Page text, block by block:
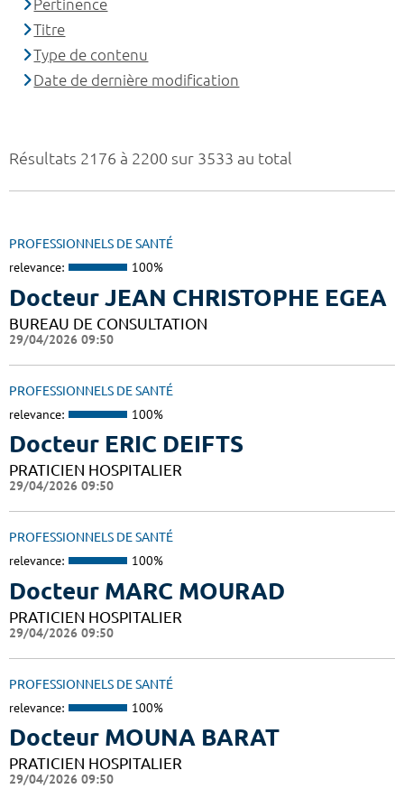
Résultats 2176 à 2200 sur 3533 au total
PROFESSIONNELS DE SANTÉ
relevance: 100%
Docteur JEAN CHRISTOPHE EGEA
BUREAU DE CONSULTATION
29/04/2026 09:50
PROFESSIONNELS DE SANTÉ
relevance: 100%
Docteur ERIC DEIFTS
PRATICIEN HOSPITALIER
29/04/2026 09:50
PROFESSIONNELS DE SANTÉ
relevance: 100%
Docteur MARC MOURAD
PRATICIEN HOSPITALIER
29/04/2026 09:50
PROFESSIONNELS DE SANTÉ
relevance: 100%
Docteur MOUNA BARAT
PRATICIEN HOSPITALIER
29/04/2026 09:50
Pertinence
Titre
Type de contenu
Date de dernière modification